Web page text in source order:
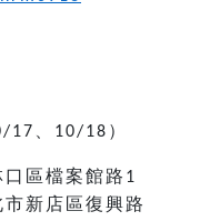
17 10/18 ）
區檔案館路 1
新店區復興路